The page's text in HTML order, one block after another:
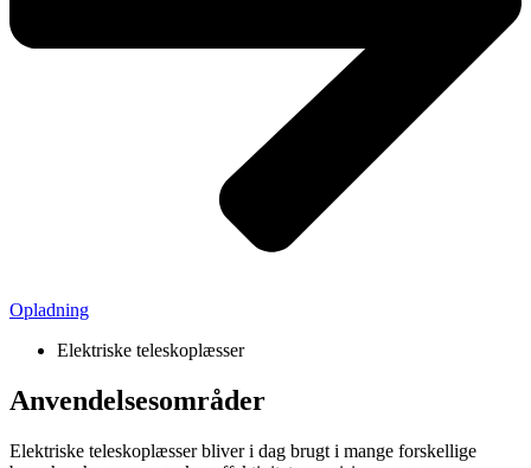
Opladning
Elektriske teleskoplæsser
Anvendelsesområder
Elektriske teleskoplæsser bliver i dag brugt i mange forskellige